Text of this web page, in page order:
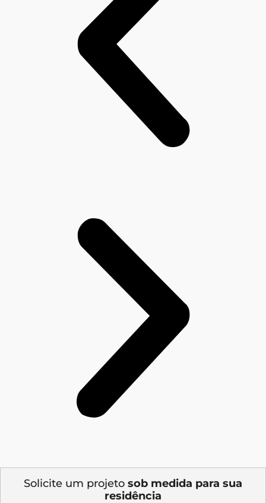
Solicite um projeto sob medida para sua
residência